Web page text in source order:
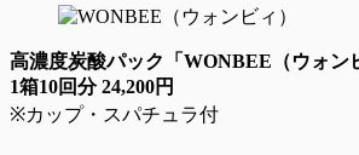
高濃度炭酸パック「 WONBEE（ウォン
1箱10回分 24,200円
※カップ・スパチュラ付